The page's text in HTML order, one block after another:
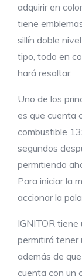
adquirir en
tiene
sillín doble
tipo, todo en
hará resaltar.
Uno de los
es que cuenta
combustible
segundos
permitiendo
Para iniciar la
accionar la
IGNITOR tiene
permitirá tener
además de
cuenta con un